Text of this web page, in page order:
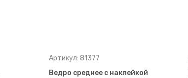
Артикул: 81377
Ведро среднее с наклейкой